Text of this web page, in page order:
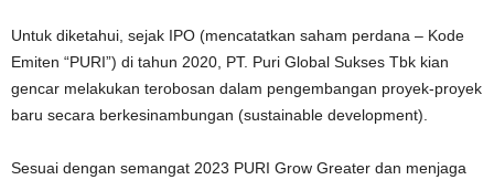
Untuk diketahui, sejak IPO (mencatatkan saham perdana – Kode
Emiten “PURI”) di tahun 2020, PT. Puri Global Sukses Tbk kian
gencar melakukan terobosan dalam pengembangan proyek-proyek
baru secara berkesinambungan (sustainable development).
Sesuai dengan semangat 2023 PURI Grow Greater dan menjaga